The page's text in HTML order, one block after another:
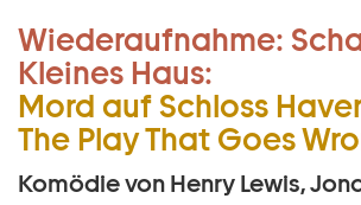
Wiederaufnahme:
Kleines Haus:
Mord auf Schloss
The Play That Goes
Komödie von Henry Lewis,